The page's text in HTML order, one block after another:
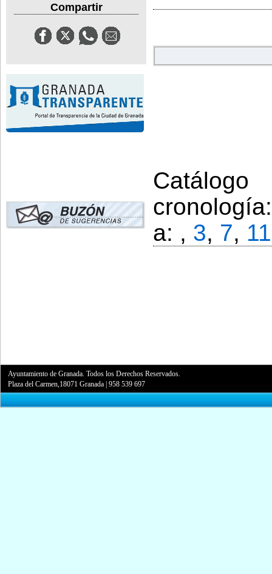
Compartir
a: , 3, 7, 11
Ayuntamiento de Granada. Todos los Derechos Reservados.
Plaza del Carmen,18071 Granada |958 539 697